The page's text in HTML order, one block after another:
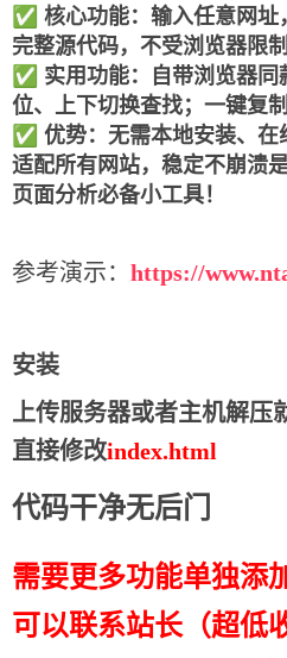
✅ 核心功能：输入任意网址，
完整源代码，不受浏览器限制
✅ 实用功能：自带浏览器
位、上下切换查找；一键复
✅ 优势：无需本地安装、在
适配所有网站，稳定不崩溃
页面分析必备小工具！
参考演示： https://
安装
上传服务器或者主机解压
直接修改index.html
代码干净无后门
需要更多功能单独添
可以联系站长（超低